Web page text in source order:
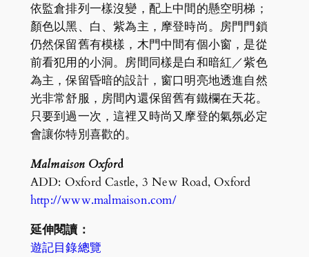
依監倉排列一樣沒變，配上中間的懸空明梯；
顏色以黑、白、紫為主，摩登時尚。房門門鎖
仍然保留舊有模樣，木門中間有個小窗，是從
前看犯用的小洞。房間同樣是白和暗紅／紫色
為主，保留昏暗的設計，窗口明亮地透進自然
光非常舒服，房間內還保留舊有鐵欄在天花。
只要到過一次，這裡又時尚又摩登的氣氛必定
會讓你特別喜歡的。
Malmaison Oxford
ADD: Oxford Castle, 3 New Road, Oxford
http://www.malmaison.com/
延伸閱讀：
遊記目錄總覽